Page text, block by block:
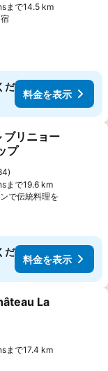
まで14.5 km
料金を表示
だ
料金を表示
追加
ブリニョー
プ
まで19.6 km
で伝統料理を
だ
料金を表示
追加
La
まで17.4 km